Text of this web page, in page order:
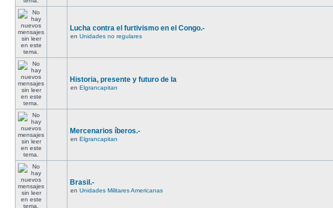
Lucha contra el furtivismo en el Congo.-
en Unidades no regulares
Historia, presente y futuro de la
en Elgrancapitan
Mercenarios íberos.-
en Elgrancapitan
Brasil.-
en Unidades Militares Americanas